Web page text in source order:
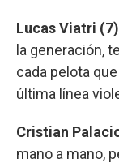
Lucas Viatri
la generación,
cada pelota
última línea
Cristian
mano a mano,